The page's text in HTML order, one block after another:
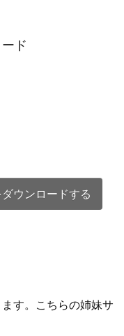
ド
ウンロードする
す。こちらの姉妹サ